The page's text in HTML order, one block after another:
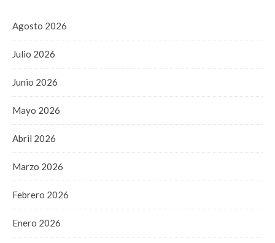
Agosto 2026
Julio 2026
Junio 2026
Mayo 2026
Abril 2026
Marzo 2026
Febrero 2026
Enero 2026